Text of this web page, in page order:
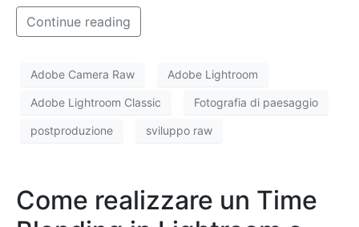
Continue reading
Adobe Camera Raw Adobe Lightroom
Adobe Lightroom Classic Fotografia di paesaggio
postproduzione sviluppo raw
Come realizzare un Time